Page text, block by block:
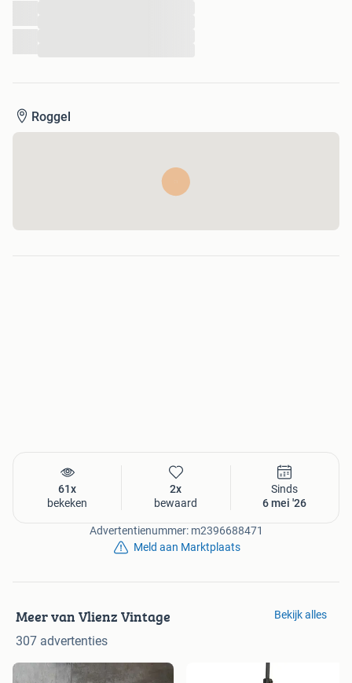
Roggel
61x
bekeken
2x
bewaard
Sinds
6 mei '26
Advertentienummer: m2396688471
Meld aan Marktplaats
Meer van Vlienz Vintage
307 advertenties
Bekijk alles